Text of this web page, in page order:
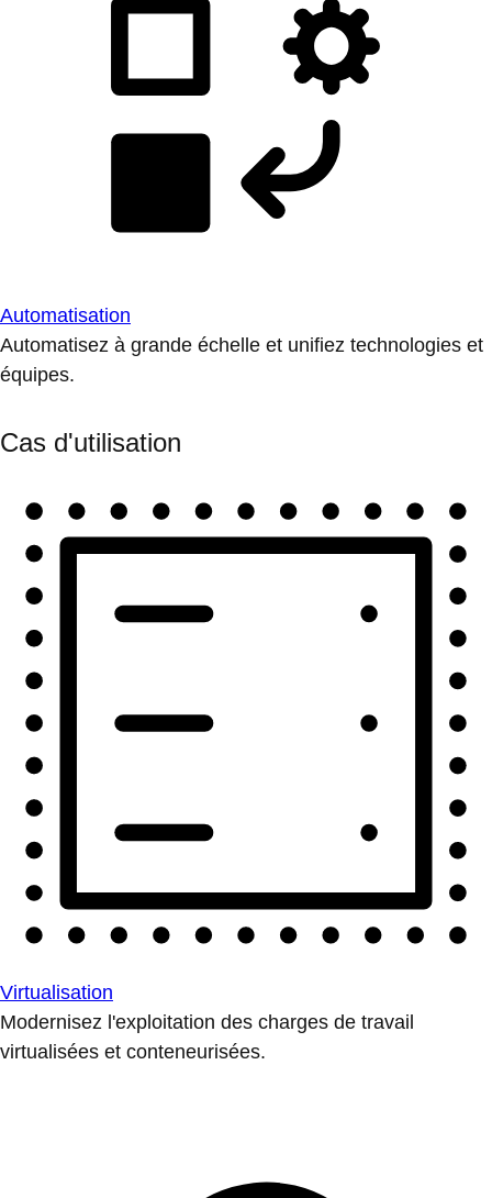
Automatisation
Automatisez à grande échelle et unifiez technologies et
équipes.
Cas d'utilisation
Virtualisation
Modernisez l'exploitation des charges de travail
virtualisées et conteneurisées.